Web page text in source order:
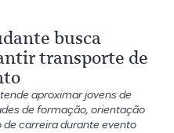
busca
transporte de
aproximar jovens de
de formação, orientação
carreira durante evento